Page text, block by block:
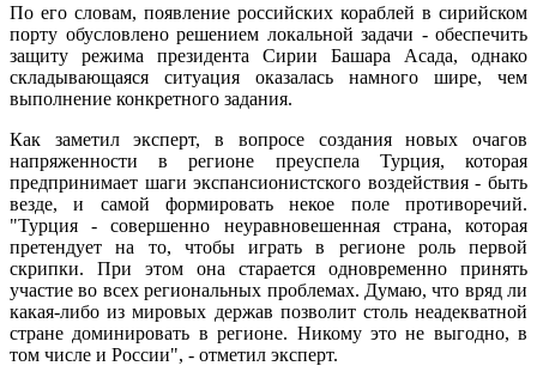
По его словам, появление российских кораблей в сирийском
порту обусловлено решением локальной задачи - обеспечить
защиту режима президента Сирии Башара Асада, однако
складывающаяся ситуация оказалась намного шире, чем
выполнение конкретного задания.
Как заметил эксперт, в вопросе создания новых очагов
напряженности в регионе преуспела Турция, которая
предпринимает шаги экспансионистского воздействия - быть
везде, и самой формировать некое поле противоречий.
"Турция - совершенно неуравновешенная страна, которая
претендует на то, чтобы играть в регионе роль первой
скрипки. При этом она старается одновременно принять
участие во всех региональных проблемах. Думаю, что вряд ли
какая-либо из мировых держав позволит столь неадекватной
стране доминировать в регионе. Никому это не выгодно, в
том числе и России", - отметил эксперт.